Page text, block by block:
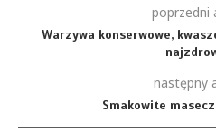
poprzedni
Warzywa konserwowe,
następny
Smakowite